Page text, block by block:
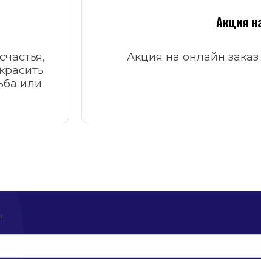
или
Акция
Акция на онлайн